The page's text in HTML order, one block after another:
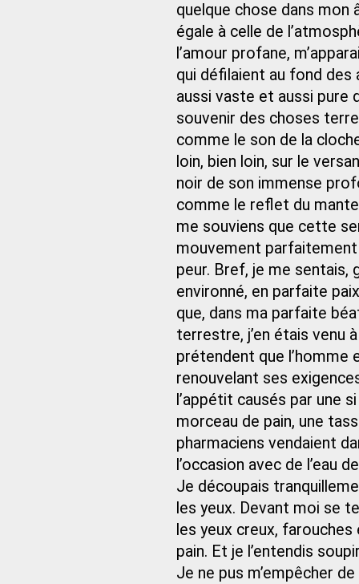
quelque chose dans
égale à celle de
l’amour profane,
qui défilaient au fond des
aussi vaste et aussi pure
souvenir des choses
comme le son de la
loin, bien loin, sur le
noir de son immense
comme le reflet du
me souviens que cette
mouvement parfaitement
peur. Bref, je me sentais,
environné, en parfaite
que, dans ma parfaite
terrestre, j’en étais venu
prétendent que l’homme
renouvelant ses
l’appétit causés par une
morceau de pain, une
pharmaciens vendaient
l’occasion avec de l’eau
Je découpais
les yeux. Devant moi se
les yeux creux,
pain. Et je l’entendis
Je ne pus m’empêcher